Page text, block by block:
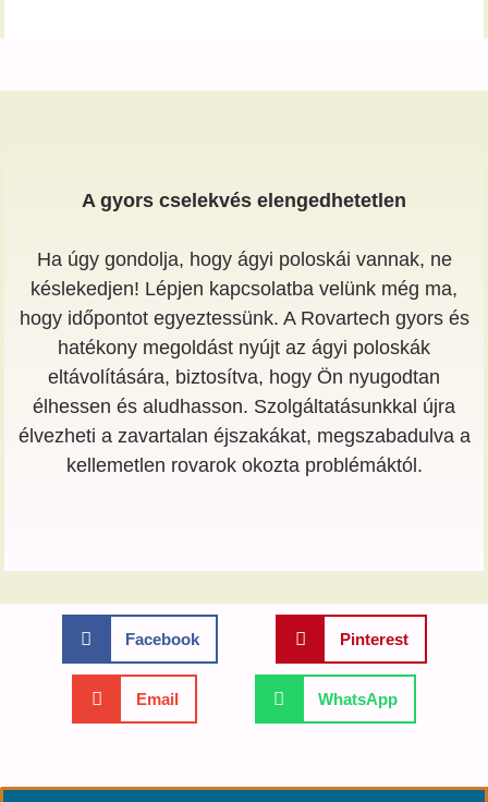
A gyors cselekvés elengedhetetlen
Ha úgy gondolja, hogy ágyi poloskái vannak, ne
késlekedjen! Lépjen kapcsolatba velünk még ma,
hogy időpontot egyeztessünk. A Rovartech gyors és
hatékony megoldást nyújt az ágyi poloskák
eltávolítására, biztosítva, hogy Ön nyugodtan
élhessen és aludhasson. Szolgáltatásunkkal újra
élvezheti a zavartalan éjszakákat, megszabadulva a
kellemetlen rovarok okozta problémáktól.
Facebook Pinterest
Email WhatsApp